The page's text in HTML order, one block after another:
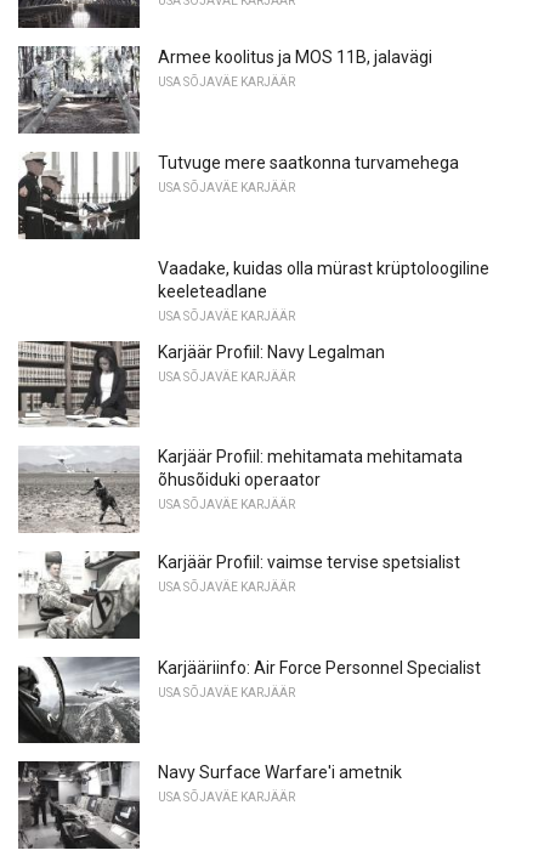
Armee koolitus ja MOS 11B, jalavägi
USA SÕJAVÄE KARJÄÄR
Tutvuge mere saatkonna turvamehega
USA SÕJAVÄE KARJÄÄR
Vaadake, kuidas olla mürast krüptoloogiline
keeleteadlane
USA SÕJAVÄE KARJÄÄR
Karjäär Profiil: Navy Legalman
USA SÕJAVÄE KARJÄÄR
Karjäär Profiil: mehitamata mehitamata
õhusõiduki operaator
USA SÕJAVÄE KARJÄÄR
Karjäär Profiil: vaimse tervise spetsialist
USA SÕJAVÄE KARJÄÄR
Karjääriinfo: Air Force Personnel Specialist
USA SÕJAVÄE KARJÄÄR
Navy Surface Warfare'i ametnik
USA SÕJAVÄE KARJÄÄR